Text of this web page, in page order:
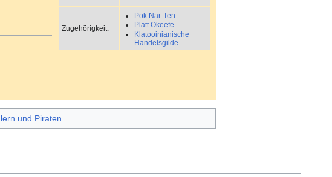
Zugehörigkeit:
Pok Nar-Ten
Platt Okeefe
Klatooinianische
Handelsgilde
und Piraten